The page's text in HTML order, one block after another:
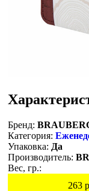
Бренд:
Категория:
Упаковка: Да
Производитель:
Вес, гр.:
263